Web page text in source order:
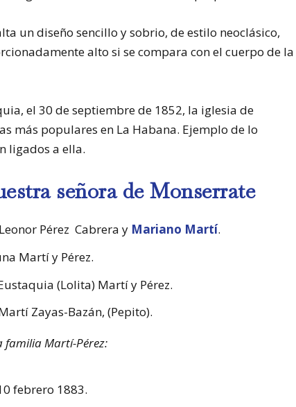
un diseño sencillo y sobrio, de estilo neoclásico,
alto si se compara con el cuerpo de la
el 30 de septiembre de 1852, la iglesia de
más populares en La Habana. Ejemplo de lo
ligados a ella.
señora de Monserrate
Pérez Cabrera y Mariano Martí.
Martí y Pérez.
(Lolita) Martí y Pérez.
Zayas-Bazán, (Pepito).
familia Martí-Pérez:
febrero 1883.